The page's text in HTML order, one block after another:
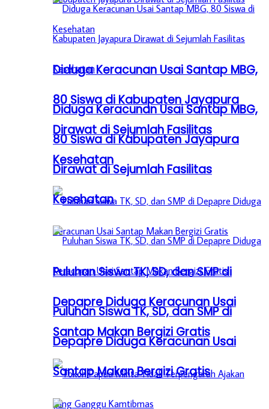
Diduga Keracunan Usai Santap MBG,
80 Siswa di Kabupaten Jayapura
Dirawat di Sejumlah Fasilitas
Kesehatan
Puluhan Siswa TK, SD, dan SMP di
Depapre Diduga Keracunan Usai
Santap Makan Bergizi Gratis
Diduga Keracunan Usai Santap MBG,
80 Siswa di Kabupaten Jayapura
Dirawat di Sejumlah Fasilitas
Kesehatan
Puluhan Siswa TK, SD, dan SMP di
Depapre Diduga Keracunan Usai
Santap Makan Bergizi Gratis